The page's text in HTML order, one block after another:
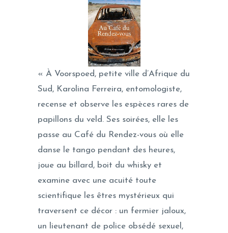
« À Voorspoed, petite ville d’Afrique du
Sud, Karolina Ferreira, entomologiste,
recense et observe les espèces rares de
papillons du veld. Ses soirées, elle les
passe au Café du Rendez-vous où elle
danse le tango pendant des heures,
joue au billard, boit du whisky et
examine avec une acuité toute
scientifique les êtres mystérieux qui
traversent ce décor : un fermier jaloux,
un lieutenant de police obsédé sexuel,